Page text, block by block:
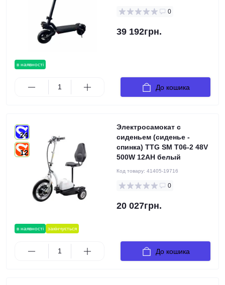
в наявності
0
39 192грн.
До кошика
в наявності закінчується
24
12
Электросамокат с
сиденьем (сиденье -
спинка) TTG SM T06-2 48V
500W 12AH белый
Код товару: 41405-19716
0
20 027грн.
До кошика